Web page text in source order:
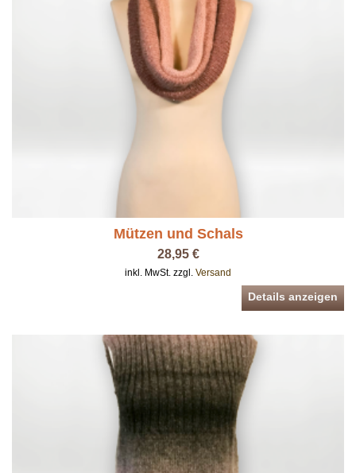
Mützen und Schals
28,95 €
inkl. MwSt. zzgl. Versand
Details anzeigen